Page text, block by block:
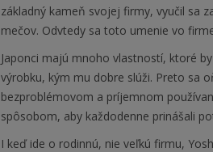
základný kameň svojej firmy, vyučil sa
mečov. Odvtedy sa toto umenie vo
Japonci majú mnoho vlastností, ktoré
výrobku, kým mu dobre slúži. Preto sa
bezproblémovom a príjemnom
spôsobom, aby každodenne prinášali
I keď ide o rodinnú, nie veľkú firmu,